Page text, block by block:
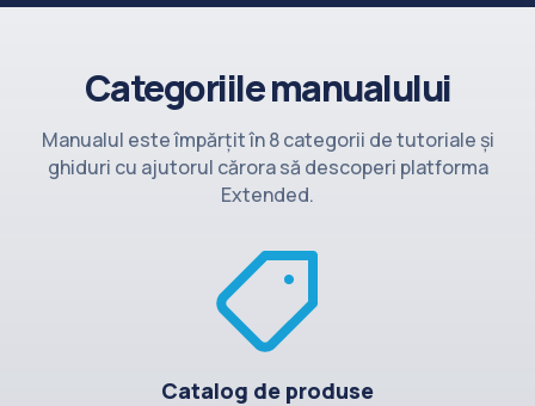
Înapoi la site
ContactCategoriile manualului
Manualul este împărțit în 8 categorii de tutoriale și
ghiduri cu ajutorul cărora să descoperi platforma
Extended.
Catalog de produse